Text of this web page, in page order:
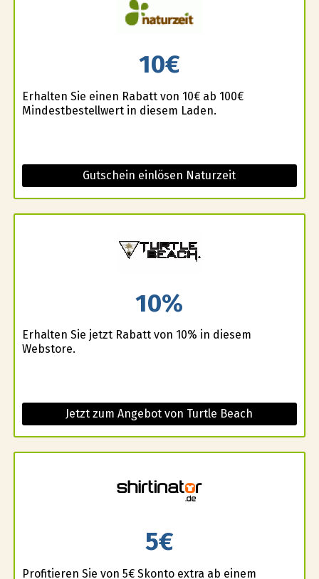
10€
Erhalten Sie einen Rabatt von 10€ ab 100€
Mindestbestellwert in diesem Laden.
Gutschein einlösen Naturzeit
10%
Erhalten Sie jetzt Rabatt von 10% in diesem
Webstore.
Jetzt zum Angebot von Turtle Beach
5€
Profitieren Sie von 5€ Skonto extra ab einem